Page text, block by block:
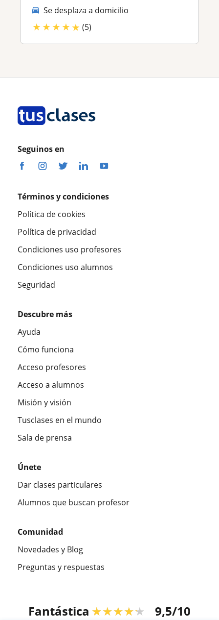
Se desplaza a domicilio
★★★★★ (5)
Seguinos en
Términos y condiciones
Política de cookies
Política de privacidad
Condiciones uso profesores
Condiciones uso alumnos
Seguridad
Descubre más
Ayuda
Cómo funciona
Acceso profesores
Acceso a alumnos
Misión y visión
Tusclases en el mundo
Sala de prensa
Únete
Dar clases particulares
Alumnos que buscan profesor
Comunidad
Novedades y Blog
Preguntas y respuestas
Fantástica ★★★★★ 9,5/10